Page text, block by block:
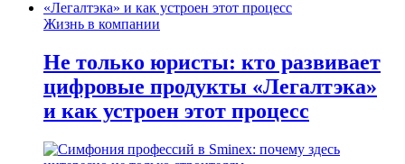
Жизнь в компании
Не только юристы: кто развивает
цифровые продукты «Легалтэка»
и как устроен этот процесс